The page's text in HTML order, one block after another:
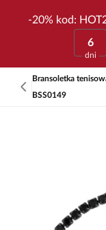
-20% kod:
6
dni
Bransoletka
BSS0149